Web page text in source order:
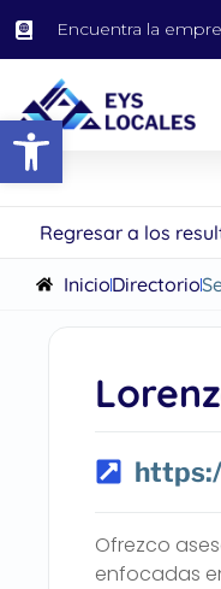
Abrir barra de
Encuentra la
Regresar a los
InicioDirectorio
Ofrezco
enfocadas